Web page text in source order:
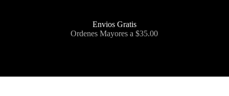
Envios Gratis
Ordenes Mayores a $35.00